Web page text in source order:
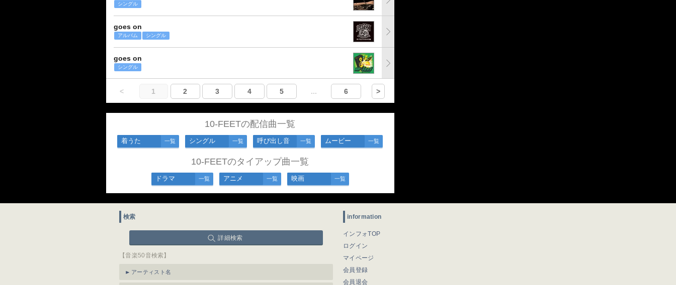
シングル
goes on
アルバム シングル
goes on
シングル
< 1 2 3 4 5 ... 6 >
10-FEETの配信曲一覧
着うた 一覧 シングル 一覧 呼び出し音 一覧 ムービー 一覧
10-FEETのタイアップ曲一覧
ドラマ 一覧 アニメ 一覧 映画 一覧
検索
詳細検索
【音楽50音検索】
アーティスト名
information
インフォTOP
ログイン
マイページ
会員登録
会員退会